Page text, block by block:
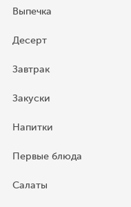
Выпечка
Десерт
Завтрак
Закуски
Напитки
Первые блюда
Салаты